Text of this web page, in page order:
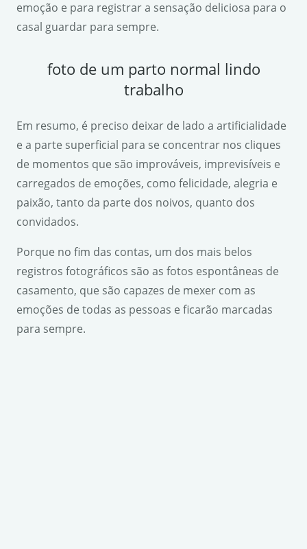
emoção e para registrar a sensação deliciosa para o
casal guardar para sempre.
foto de um parto normal lindo
trabalho
Em resumo, é preciso deixar de lado a artificialidade
e a parte superficial para se concentrar nos cliques
de momentos que são improváveis, imprevisíveis e
carregados de emoções, como felicidade, alegria e
paixão, tanto da parte dos noivos, quanto dos
convidados.
Porque no fim das contas, um dos mais belos
registros fotográficos são as fotos espontâneas de
casamento, que são capazes de mexer com as
emoções de todas as pessoas e ficarão marcadas
para sempre.